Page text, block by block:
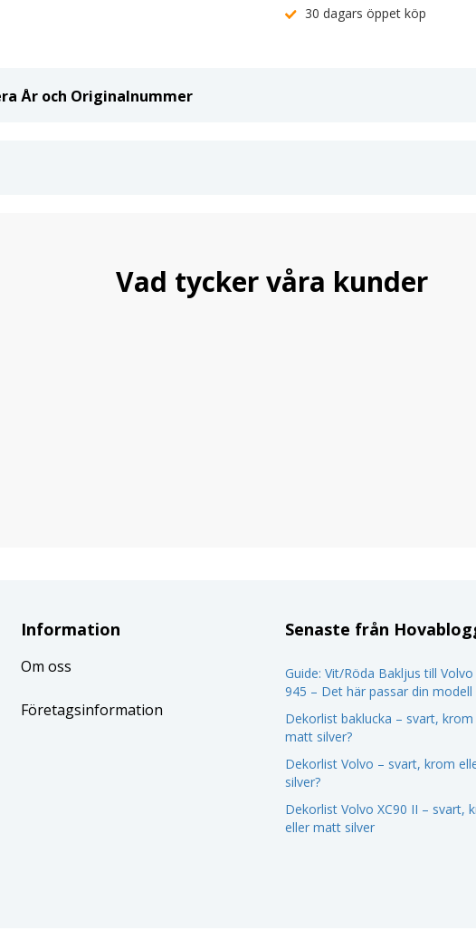
30 dagars öppet köp
År och Originalnummer
Vad tycker våra kunder
Information
Om oss
Företagsinformation
Senaste från
Guide: Vit/Röda Bakljus till
945 – Det här passar din modell
Dekorlist baklucka – svart,
matt silver?
Dekorlist Volvo – svart, krom
silver?
Dekorlist Volvo XC90 II – svart,
eller matt silver